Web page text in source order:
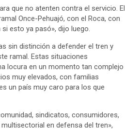
que no atenten contra el servicio. El
Once-Pehuajó, con el Roca, con
esto ya pasó», dijo luego.
sin distinción a defender el tren y
ramal. Estas situaciones
locura en un momento tan complejo
muy elevados, con familias
un país muy caro para los que
sindicatos, consumidores,
en defensa del tren»,